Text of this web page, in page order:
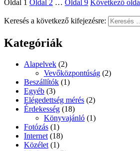
Oldal 1 Oldal 2 … Oldal 9 Következő oldal
Keresés a következő kifejezésre:
Kategóriák
Alapelvek (2)
Vevőközpontúság (2)
Beszállítók (1)
Egyéb (3)
Elégedettség mérés (2)
Érdekesség (18)
Könyvajánló (1)
Fotózás (1)
Internet (18)
Közélet (1)